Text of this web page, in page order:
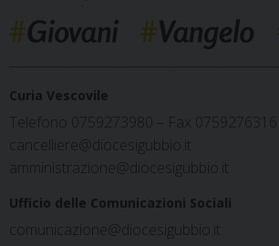
Curia Vescovile
Telefono 0759273980 – Fax 0759276316
cancelliere@diocesigubbio.it
amministrazione@diocesigubbio.it
Ufficio delle Comunicazioni Sociali
comunicazione@diocesigubbio.it